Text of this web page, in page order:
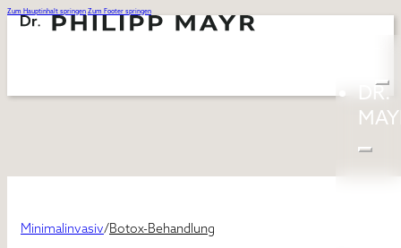
Zum Hauptinhalt springen Zum Footer springen
DR.
Minimalinvasiv/Botox-Behandlung